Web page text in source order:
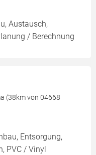
Austausch,
/ Berechnung
(38km von 04668
Entsorgung,
PVC / Vinyl